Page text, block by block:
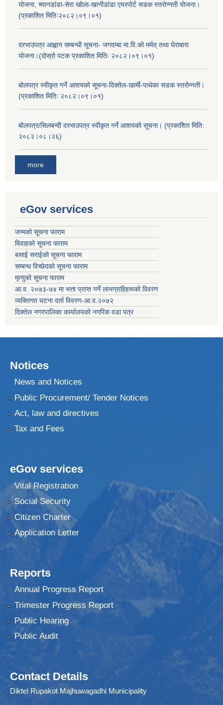
योजना, च्यानडांडा-सेरा खोला-खानीडांडा एयरपोर्ट सडक स्तरोन्नती योजना।
(प्रकाशित मितिः२०८२।०९।०१)
दरभाउपत्र आह्वान सम्बन्धी सूचना- जगदम्बा मा.वि.को मर्मत् तथा घेराबारा
योजना।(दोस्रो पटक प्रकाशित मितिः २०८२।०९।०१)
बोलपत्र स्वीकृत गर्ने आशयको सूचना-दिक्तेल-खार्मी-पाथेका सडक स्तरोन्नती।
(प्रकाशित मितिः २०८२।०९।०१)
बोलपत्र/सिलबन्दी दरभाउपत्र स्वीकृत गर्ने आशयको सूचना। (प्रकाशित मिति:
२०८२।०८।२६)
more
eGov services
जन्मको सूचना फाराम
विवाहको सूचना फाराम
बसाई सराईको सूचना फाराम
सम्बन्ध विच्छेदको सूचना फाराम
मृत्युको सूचना फाराम
आ.व. २०७३-७४ मा भत्ता प्राप्त गर्ने लाभग्राहिहरूको विवरण
व्यक्तिगत घटना दर्ता विवरण-आ.व.२०७२
दिक्तेल नगरपालिका कार्यालयको नगरिक वडा पत्र
Notices
News and Notices
Public Procurement/ Tender Notices
Act, law and directives
Tax and Fees
eGov services
Vital Registration
Social Security
Citizen Charter
Application Letter
Reports
Annual Progress Report
Trimester Progress Report
Public Hearing
Public Audit
Contact Details
Diktel Rupakot Majhuwagadhi Municipality